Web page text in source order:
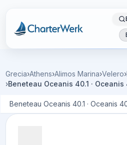
Charterwerk
Grecia›Athens›Alimos Marina›Velero›
›Beneteau Oceanis 40.1 · Oceanis
Beneteau Oceanis 40.1 · Oceanis